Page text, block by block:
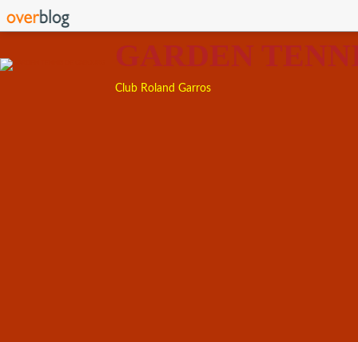
GARDEN
Club Roland Garros